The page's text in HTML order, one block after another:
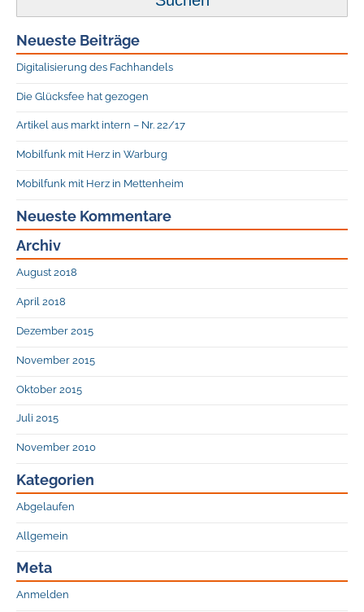
Neueste Beiträge
Digitalisierung des Fachhandels
Die Glücksfee hat gezogen
Artikel aus markt intern – Nr. 22/17
Mobilfunk mit Herz in Warburg
Mobilfunk mit Herz in Mettenheim
Neueste Kommentare
Archiv
August 2018
April 2018
Dezember 2015
November 2015
Oktober 2015
Juli 2015
November 2010
Kategorien
Abgelaufen
Allgemein
Meta
Anmelden